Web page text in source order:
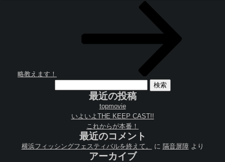
略教えます！
最近の投稿
topmovie
いよいよTHE KEEP CAST!!
これからが本番！
最近のコメント
横浜フィッシングフェスティバルを終えて。 に 隔音屏障より
アーカイブ